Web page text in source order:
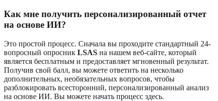
Как мне получить персонализированный отчет
на основе ИИ?
Это простой процесс. Сначала вы проходите стандартный 24-
вопросный опросник LSAS на нашем веб-сайте, который
является бесплатным и предоставляет мгновенный результат.
Получив свой балл, вы можете ответить на несколько
дополнительных, необязательных вопросов, чтобы
разблокировать всесторонний, персонализированный анализ
на основе ИИ. Вы можете начать процесс здесь.